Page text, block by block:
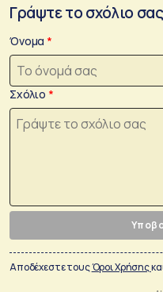
Γράψτε το σχόλιο σας
Όνομα
Σχόλιο
Αποδέχεστε τουςΌροι Χρήσης